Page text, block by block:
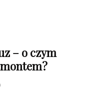
– o czym